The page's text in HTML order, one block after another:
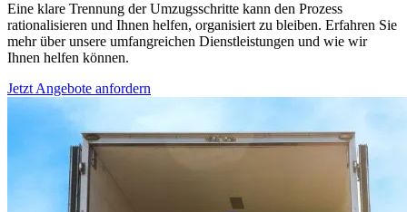
Eine klare Trennung der Umzugsschritte kann den Prozess
rationalisieren und Ihnen helfen, organisiert zu bleiben. Erfahren Sie
mehr über unsere umfangreichen Dienstleistungen und wie wir
Ihnen helfen können.
Jetzt Angebote anfordern